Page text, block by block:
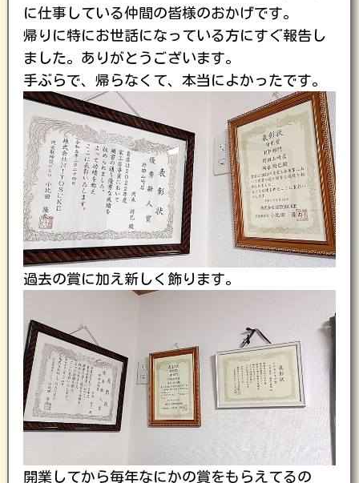
に仕事している仲間の皆様のおかげです。
帰りに特にお世話になっている方にすぐ報告し
ました。ありがとうございます。
手ぶらで、帰らなくて、本当によかったです。
過去の賞に加え新しく飾ります。
開業してから毎年なにかの賞をもらえてるの